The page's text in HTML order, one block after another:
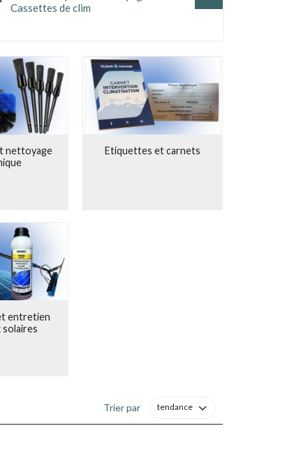
une grande mobilité. Ils sont parfaits pour les
sans les contraintes des câbles.
Cassettes de clim
nettoyage
Etiquettes et carnets
entretien
solaires
Trier par tendance